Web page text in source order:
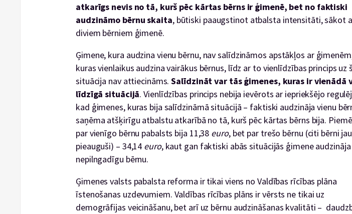
atkarīgs nevis no tā, kurš pēc kārtas bērns ir ģimenē, bet no faktiski
audzināmo bērnu skaita, būtiski paaugstinot atbalsta intensitāti, sākot
diviem bērniem ģimenē.
Ģimene, kura audzina vienu bērnu, nav salīdzināmos apstākļos ar
kuras vienlaikus audzina vairākus bērnus, līdz ar to vienlīdzības princips uz
situācija nav attiecināms.Salīdzināt var tās ģimenes, kuras ir vienādā
līdzīgā situācijā. Vienlīdzības princips nebija ievērots ar iepriekšējo
kad ģimenes, kuras bija salīdzināmā situācijā – faktiski audzināja vienu
saņēma atšķirīgu atbalstu atkarībā no tā, kurš pēc kārtas bērns bija.
par vienīgo bērnu pabalsts bija 11,38 euro, bet par trešo bērnu (citi bērni jau
pieauguši) – 34,14 euro, kaut gan faktiski abās situācijās ģimene audzināja
nepilngadīgu bērnu.
Ģimenes valsts pabalsta reforma ir tikai viens no Valdības rīcības plāna
īstenošanas uzdevumiem. Valdības rīcības plāns ir vērsts ne tikai uz
demogrāfijas veicināšanu, bet arī uz bērnu audzināšanas kvalitāti –